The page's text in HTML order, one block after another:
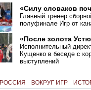
«Силу словаков
Главный тренер
полуфинале Игр от
«После золота
Исполнительный
Кущенко в беседе с
выступлений
РОССИЯ ВОКРУГ ИГР